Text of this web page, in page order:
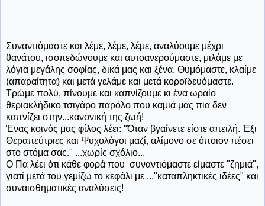
Συναντιόμαστε και λέμε, λέμε, λέμε, αναλύουμε μέχρι
θανάτου, ισοπεδώνουμε και αυτοανερούμαστε, μιλάμε με
λόγια μεγάλης σοφίας, δικά μας και ξένα. Θυμόμαστε, κλαίμε
(απαραίτητα) και μετά γελάμε και μετά κοροϊδευόμαστε.
Τρώμε πολύ, πίνουμε και καπνίζουμε κι ένα ωραίο
θεριακλήδικο τσιγάρο παρόλο που καμιά μας πια δεν
καπνίζει στην...κανονική της ζωή!
Ένας κοινός μας φίλος λέει: "Όταν βγαίνετε είστε απειλή. Έξι
Θεραπεύτριες και Ψυχολόγοι μαζί, αλίμονο σε όποιον πέσει
στο στόμα σας." ...χωρίς σχόλιο...
Ο Πα λέει ότι κάθε φορά που συναντιόμαστε είμαστε "ζημιά",
γιατί μετά του γεμίζω το κεφάλι με ..."καταπληκτικές ιδέες" και
συναισθηματικές αναλύσεις!